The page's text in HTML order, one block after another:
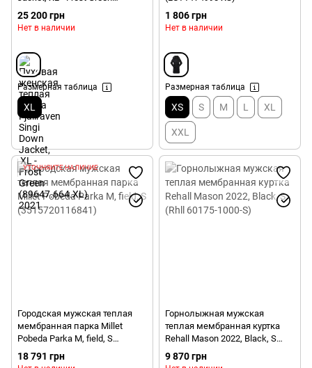
(89647.664.XL) 2021
25 200 грн
Нет в наличии
Размерная таблица
XL
1 806 грн
Нет в наличии
Размерная таблица
XS S M L XL
XXL
УТОЧНЯЙТЕ НАЛИЧИЕ
Городская мужская теплая
мембранная парка Millet
Pobeda Parka M, field, S
(3515720116841)
18 791 грн
Горнолыжная мужская
теплая мембранная куртка
Rehall Mason 2022, Black, S
(Rhll 60175-1000-S)
9 870 грн